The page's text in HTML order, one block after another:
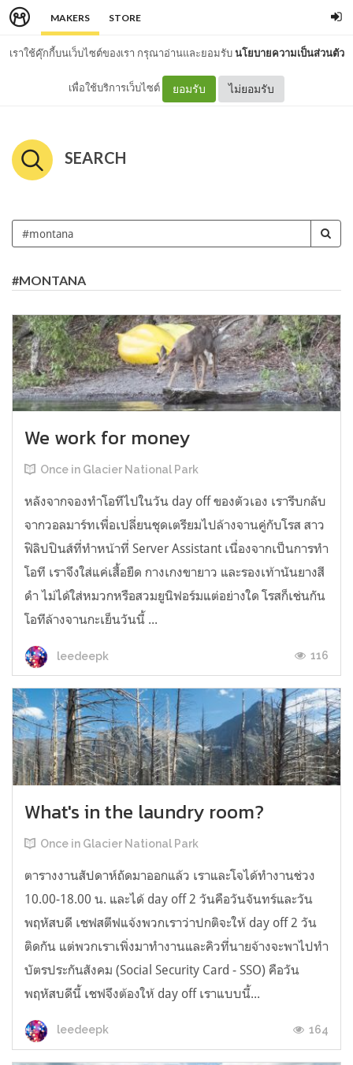
MAKERS STORE
เราใช้คุ๊กกี้บนเว็บไซต์ของเรา กรุณาอ่านและยอมรับนโยบายความเป็นส่วนตัว
เพื่อใช้บริการเว็บไซต์ ยอมรับ ไม่ยอมรับ
SEARCH
#MONTANA
We work for money
Once in Glacier National Park
หลังจากจองทำโอทีไปในวัน day off ของตัวเอง เรารีบกลับ
จากวอลมาร์ทเพื่อเปลี่ยนชุดเตรียมไปล้างจานคู่กับโรส สาว
ฟิลิปปินส์ที่ทำหน้าที่ Server Assistant เนื่องจากเป็นการทำ
โอที เราจึงใส่แค่เสื้อยืด กางเกงขายาว และรองเท้านันยางสี
ดำ ไม่ได้ใส่หมวกหรือสวมยูนิฟอร์มแต่อย่างใด โรสก็เช่นกัน
โอทีล้างจานกะเย็นวันนี้ ...
leedeepk 116
What's in the laundry room?
Once in Glacier National Park
ตารางงานสัปดาห์ถัดมาออกแล้ว เราและโจได้ทำงานช่วง
10.00-18.00 น. และได้ day off 2 วันคือวันจันทร์และวัน
พฤหัสบดี เชฟสตีฟแจ้งพวกเราว่าปกติจะให้ day off 2 วัน
ติดกัน แต่พวกเราเพิ่งมาทำงานและคิวที่นายจ้างจะพาไปทำ
บัตรประกันสังคม (Social Security Card - SSO) คือวัน
พฤหัสบดีนี้ เชฟจึงต้องให้ day off เราแบบนี้...
leedeepk 164